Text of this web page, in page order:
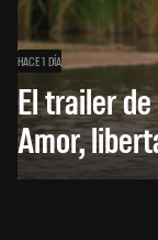
HACE 1 DÍA
El trailer
Amor,